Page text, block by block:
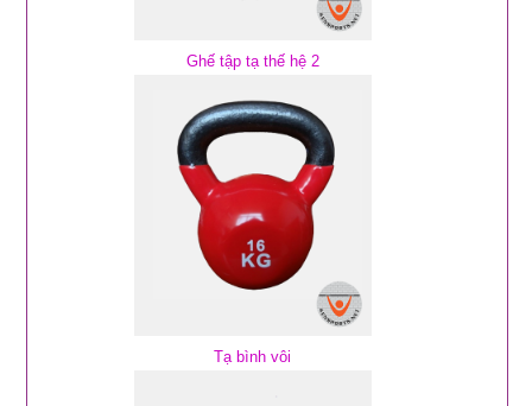
Ghế tập tạ thế hệ 2
Tạ bình vôi